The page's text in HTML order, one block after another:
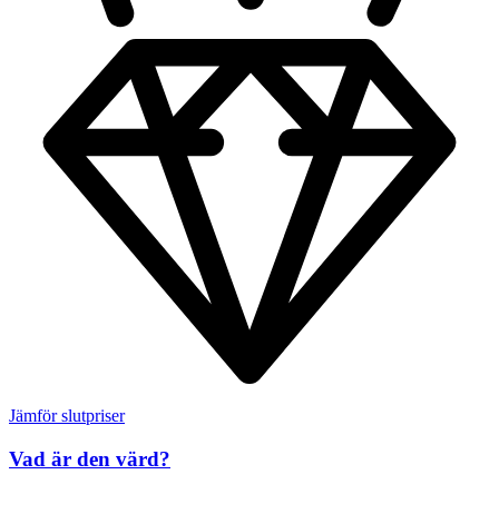
Jämför slutpriser
Vad är den värd?